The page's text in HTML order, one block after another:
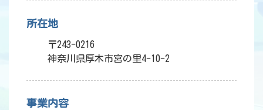
所在地
〒243-0216
神奈川県厚木市宮の里4-10-2
事業内容